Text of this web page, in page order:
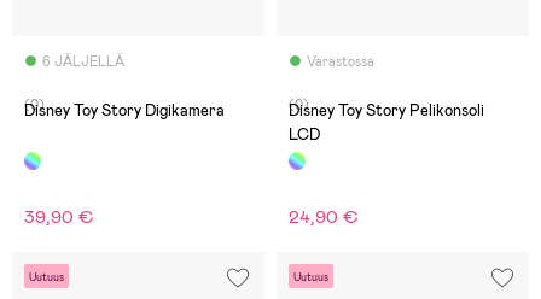
6 JÄLJELLÄ
(0)
Disney Toy Story Digikamera
39,90 €
Varastossa
(0)
Disney Toy Story Pelikonsoli
LCD
24,90 €
Uutuus Uutuus